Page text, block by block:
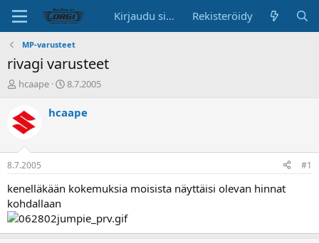
Kirjaudu sisään Rekisteröidy
MP-varusteet
rivagi varusteet
K
k
u
s
t
e
l
u
n
a
l
hcaape
A
o
p
ä
ä
8.7.2005
hcaape
8.7.2005 #1
kenelläkään kokemuksia moisista näyttäisi olevan hinnat
kohdallaan